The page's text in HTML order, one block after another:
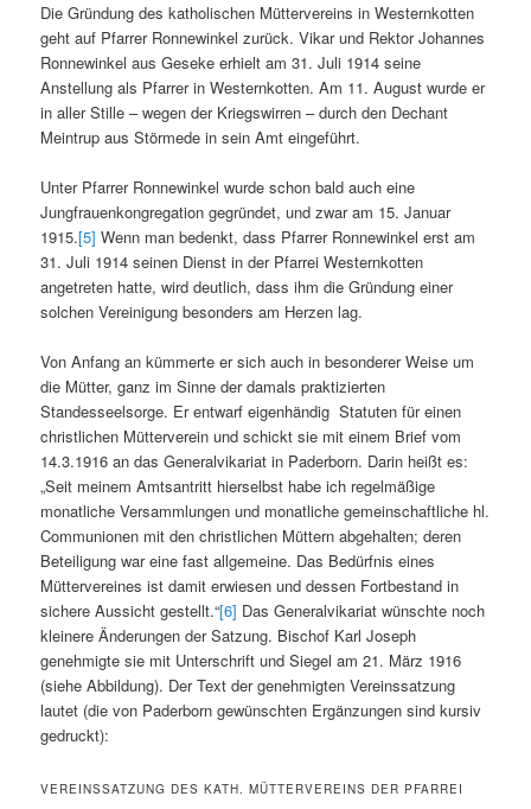
Die Gründung des katholischen Müttervereins in Westernkotten
geht auf Pfarrer Ronnewinkel zurück. Vikar und Rektor Johannes
Ronnewinkel aus Geseke erhielt am 31. Juli 1914 seine
Anstellung als Pfarrer in Westernkotten. Am 11. August wurde er
in aller Stille – wegen der Kriegswirren – durch den Dechant
Meintrup aus Störmede in sein Amt eingeführt.
Unter Pfarrer Ronnewinkel wurde schon bald auch eine
Jungfrauenkongregation gegründet, und zwar am 15. Januar
1915.[5] Wenn man bedenkt, dass Pfarrer Ronnewinkel erst am
31. Juli 1914 seinen Dienst in der Pfarrei Westernkotten
angetreten hatte, wird deutlich, dass ihm die Gründung einer
solchen Vereinigung besonders am Herzen lag.
Von Anfang an kümmerte er sich auch in besonderer Weise um
die Mütter, ganz im Sinne der damals praktizierten
Standesseelsorge. Er entwarf eigenhändig Statuten für einen
christlichen Mütterverein und schickt sie mit einem Brief vom
14.3.1916 an das Generalvikariat in Paderborn. Darin heißt es:
„Seit meinem Amtsantritt hierselbst habe ich regelmäßige
monatliche Versammlungen und monatliche gemeinschaftliche hl.
Communionen mit den christlichen Müttern abgehalten; deren
Beteiligung war eine fast allgemeine. Das Bedürfnis eines
Müttervereines ist damit erwiesen und dessen Fortbestand in
sichere Aussicht gestellt.“[6] Das Generalvikariat wünschte noch
kleinere Änderungen der Satzung. Bischof Karl Joseph
genehmigte sie mit Unterschrift und Siegel am 21. März 1916
(siehe Abbildung). Der Text der genehmigten Vereinssatzung
lautet (die von Paderborn gewünschten Ergänzungen sind kursiv
gedruckt):
VEREINSSATZUNG DES KATH. MÜTTERVEREINS DER PFARREI